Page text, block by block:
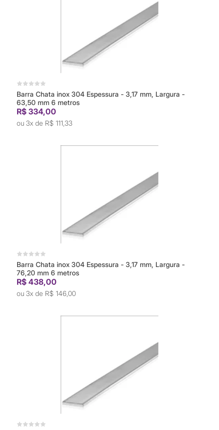
Barra Chata inox 304 Espessura - 3,17 mm, Largura -
63,50 mm 6 metros
R$ 334,00
3x de R$ 111,33
Barra Chata inox 304 Espessura - 3,17 mm, Largura -
76,20 mm 6 metros
R$ 438,00
3x de R$ 146,00